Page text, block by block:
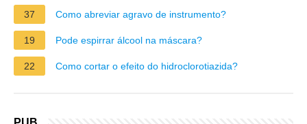
37 Como abreviar agravo de instrumento?
19 Pode espirrar álcool na máscara?
22 Como cortar o efeito do hidroclorotiazida?